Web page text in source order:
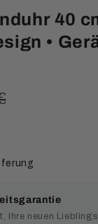
40
•
Ihre neuen